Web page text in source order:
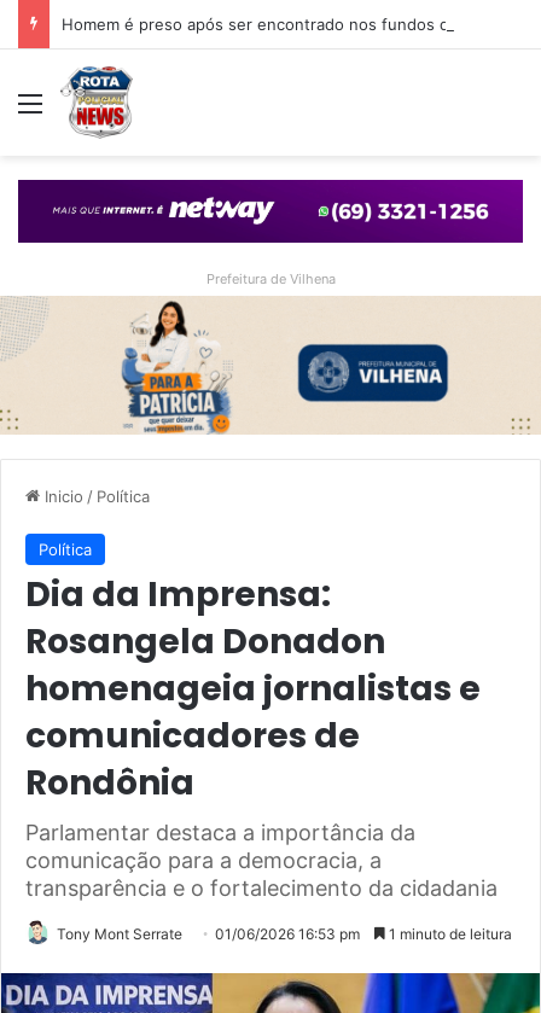
Menu
Prefeitura de Vilhena
Inicio / Política
Política
Dia da Imprensa:
Rosangela Donadon
homenageia jornalistas e
comunicadores de
Rondônia
Parlamentar destaca a importância da
comunicação para a democracia, a
transparência e o fortalecimento da cidadania
Tony Mont Serrate 01/06/2026 16:53 pm 1 minuto de leitura